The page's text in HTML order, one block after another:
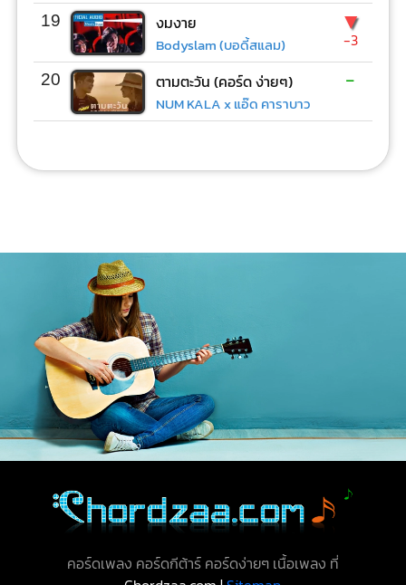
19 งมงาย
Bodyslam (บอดี้สแลม)
▼
-3
20 ตามตะวัน (คอร์ด ง่ายๆ)
NUM KALA x แอ๊ด คาราบาว
-
คอร์ดเพลง คอร์ดกีต้าร์ คอร์ดง่ายๆ เนื้อเพลง ที่